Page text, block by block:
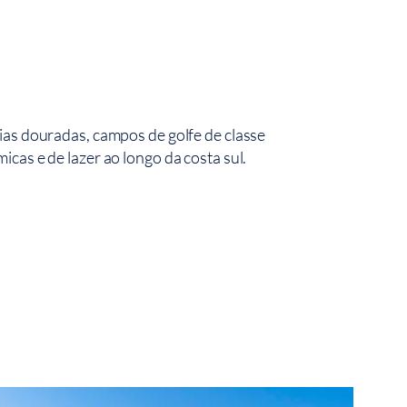
douradas, campos de golfe de classe
e de lazer ao longo da costa sul.